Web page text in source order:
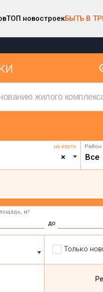
ТОП новостроекБЫТЬ В
на карте
×
Район
Все
м²
до
Только